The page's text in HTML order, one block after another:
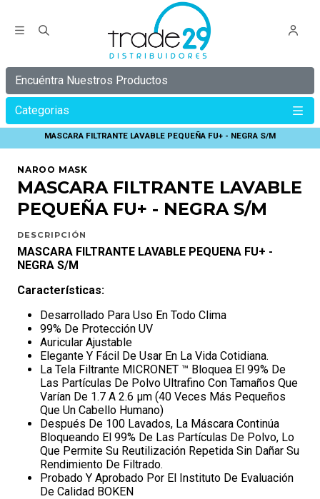
Encuéntra Nuestros Productos
Categorias
MASCARA FILTRANTE LAVABLE PEQUEÑA FU+ - NEGRA S/M
NAROO MASK
MASCARA FILTRANTE LAVABLE
PEQUEÑA FU+ - NEGRA S/M
DESCRIPCIÓN
MASCARA FILTRANTE LAVABLE PEQUENA FU+ -
NEGRA S/M
Características:
Desarrollado Para Uso En Todo Clima
99% De Protección UV
Auricular Ajustable
Elegante Y Fácil De Usar En La Vida Cotidiana.
La Tela Filtrante MICRONET ™ Bloquea El 99% De
Las Partículas De Polvo Ultrafino Con Tamaños Que
Varían De 1.7 A 2.6 µm (40 Veces Más Pequeños
Que Un Cabello Humano)
Después De 100 Lavados, La Máscara Continúa
Bloqueando El 99% De Las Partículas De Polvo, Lo
Que Permite Su Reutilización Repetida Sin Dañar Su
Rendimiento De Filtrado.
Probado Y Aprobado Por El Instituto De Evaluación
De Calidad BOKEN